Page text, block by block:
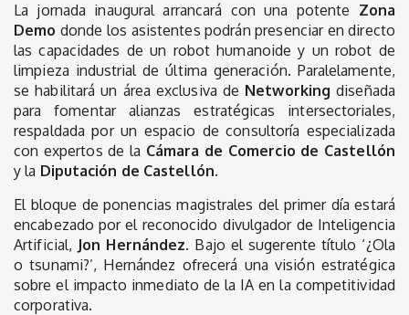
La jornada inaugural arrancará con una potente Zona
Demo donde los asistentes podrán presenciar en directo
las capacidades de un robot humanoide y un robot de
limpieza industrial de última generación. Paralelamente,
se habilitará un área exclusiva de Networking diseñada
para fomentar alianzas estratégicas intersectoriales,
respaldada por un espacio de consultoría especializada
con expertos de la Cámara de Comercio de Castellón
y la Diputación de Castellón.
El bloque de ponencias magistrales del primer día estará
encabezado por el reconocido divulgador de Inteligencia
Artificial, Jon Hernández. Bajo el sugerente título ‘¿Ola
o tsunami?’, Hernández ofrecerá una visión estratégica
sobre el impacto inmediato de la IA en la competitividad
corporativa.